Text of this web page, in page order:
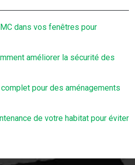
dans vos fenêtres pour
améliorer la sécurité des
pour des aménagements
de votre habitat pour éviter